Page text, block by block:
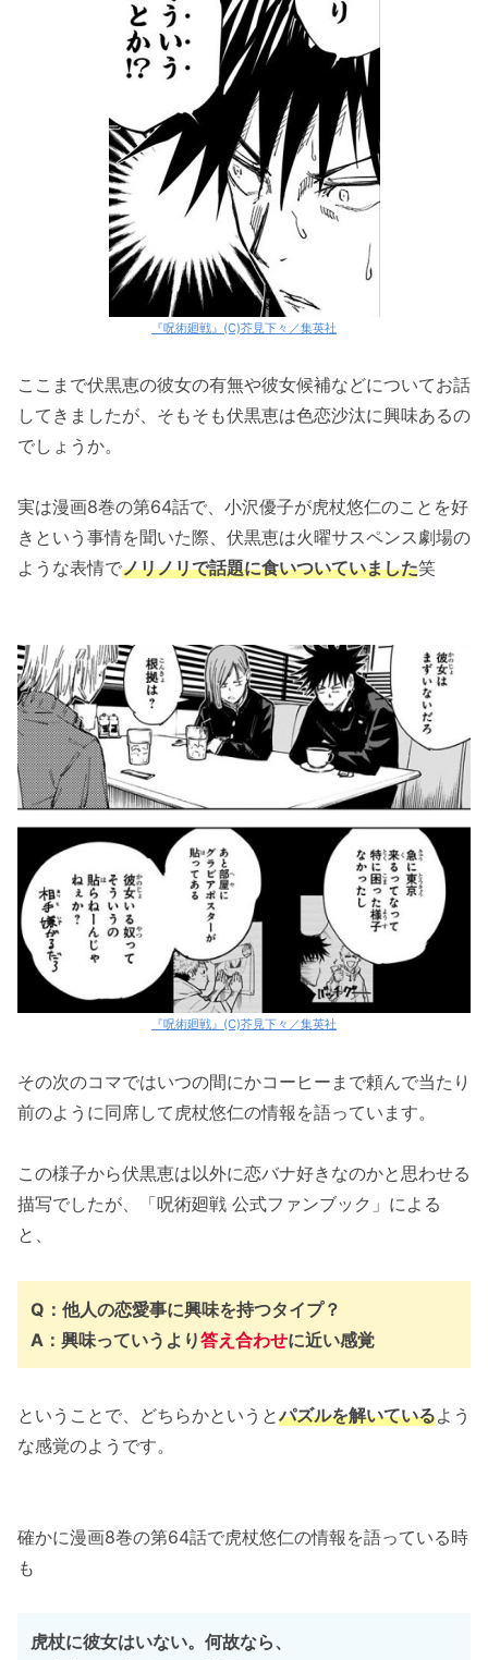
『呪術廻戦』(C)芥見下々／集英社
ここまで伏黒恵の彼女の有無や彼女候補などについてお話
してきましたが、そもそも伏黒恵は色恋沙汰に興味あるの
でしょうか。
実は漫画8巻の第64話で、小沢優子が虎杖悠仁のことを好
きという事情を聞いた際、伏黒恵は火曜サスペンス劇場の
ような表情でノリノリで話題に食いついていました笑
『呪術廻戦』(C)芥見下々／集英社
その次のコマではいつの間にかコーヒーまで頼んで当たり
前のように同席して虎杖悠仁の情報を語っています。
この様子から伏黒恵は以外に恋バナ好きなのかと思わせる
描写でしたが、「呪術廻戦 公式ファンブック」による
と、
Q：他人の恋愛事に興味を持つタイプ？
A：興味っていうより答え合わせに近い感覚
ということで、どちらかというとパズルを解いているよう
な感覚のようです。
確かに漫画8巻の第64話で虎杖悠仁の情報を語っている時
も
虎杖に彼女はいない。何故なら、